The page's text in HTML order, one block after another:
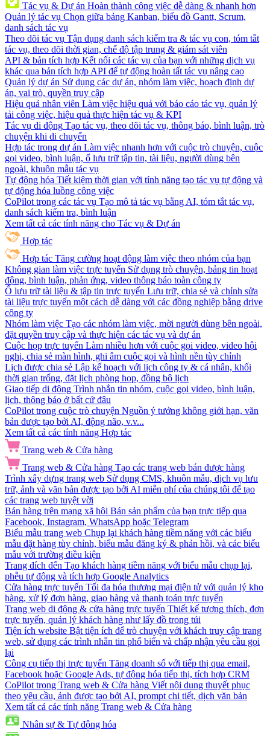
Tác vụ & Dự án Hoàn thành công việc dễ dàng & nhanh hơn
Quản lý tác vụ Chọn giữa bảng Kanban, biểu đồ Gantt, Scrum,
danh sách tác vụ
Theo dõi tác vụ Tận dụng danh sách kiểm tra & tác vụ con, tóm tắt
tác vụ, theo dõi thời gian, chế độ tập trung & giám sát viên
API & bản tích hợp Kết nối các tác vụ của bạn với những dịch vụ
khác qua bản tích hợp API để tự động hoàn tất tác vụ nâng cao
Quản lý dự án Sử dụng các dự án, nhóm làm việc, hoạch định dự
án, vai trò, quyền truy cập
Hiệu quả nhân viên Làm việc hiệu quả với báo cáo tác vụ, quản lý
tải công việc, hiệu quả thực hiện tác vụ & KPI
Tác vụ di động Tạo tác vụ, theo dõi tác vụ, thông báo, bình luận, trò
chuyện khi di chuyển
Hợp tác trong dự án Làm việc nhanh hơn với cuộc trò chuyện, cuộc
gọi video, bình luận, ổ lưu trữ tập tin, tài liệu, người dùng bên
ngoài, khuôn mẫu tác vụ
Tự động hóa Tiết kiệm thời gian với tính năng tạo tác vụ tự động và
tự động hóa luồng công việc
CoPilot trong các tác vụ Tạo mô tả tác vụ bằng AI, tóm tắt tác vụ,
danh sách kiểm tra, bình luận
Xem tất cả các tính năng cho Tác vụ & Dự án
Hợp tác
Hợp tác Tăng cường hoạt động làm việc theo nhóm của bạn
Không gian làm việc trực tuyến Sử dụng trò chuyện, bảng tin hoạt
động, bình luận, phản ứng, video thông báo toàn công ty
Ổ lưu trữ tài liệu & tập tin trực tuyến Lưu trữ, chia sẻ và chỉnh sửa
tài liệu trực tuyến một cách dễ dàng với các đồng nghiệp bằng drive
công ty
Nhóm làm việc Tạo các nhóm làm việc, mời người dùng bên ngoài,
đặt quyền truy cập và thực hiện các tác vụ và dự án
Cuộc họp trực tuyến Làm nhiều hơn với cuộc gọi video, video hội
nghị, chia sẻ màn hình, ghi âm cuộc gọi và hình nền tùy chỉnh
Lịch được chia sẻ Lập kế hoạch với lịch công ty & cá nhân, khối
thời gian trống, đặt lịch phòng họp, đồng bộ lịch
Giao tiếp di động Trình nhắn tin nhóm, cuộc gọi video, bình luận,
lịch, thông báo ở bất cứ đâu
CoPilot trong cuộc trò chuyện Nguồn ý tưởng không giới hạn, văn
bản được tạo bởi AI, động não, v.v...
Xem tất cả các tính năng Hợp tác
Trang web & Cửa hàng
Trang web & Cửa hàng Tạo các trang web bán được hàng
Trình xây dựng trang web Sử dụng CMS, khuôn mẫu, dịch vụ lưu
trữ, ảnh và văn bản được tạo bởi AI miễn phí của chúng tôi để tạo
các trang web tuyệt vời
Bán hàng trên mạng xã hội Bán sản phẩm của bạn trực tiếp qua
Facebook, Instagram, WhatsApp hoặc Telegram
Biểu mẫu trang web Chụp lại khách hàng tiềm năng với các biểu
mẫu đặt hàng tùy chỉnh, biểu mẫu đăng ký & phản hồi, và các biểu
mẫu với trường điều kiện
Trang đích đến Tạo khách hàng tiềm năng với biểu mẫu chụp lại,
phễu tự động và tích hợp Google Analytics
Cửa hàng trực tuyến Tối đa hóa thương mại điện tử với quản lý kho
hàng, xử lý đơn hàng, giao hàng và thanh toán trực tuyến
Trang web di động & cửa hàng trực tuyến Thiết kế tương thích, đơn
trực tuyến, quản lý khách hàng như lấy đồ trong túi
Tiện ích website Bật tiện ích để trò chuyện với khách truy cập trang
web, sử dụng các trình nhắn tin phổ biến và chấp nhận yêu cầu gọi
lại
Công cụ tiếp thị trực tuyến Tăng doanh số với tiếp thị qua email,
Facebook hoặc Google Ads, tự động hóa tiếp thị, tích hợp CRM
CoPilot trong Trang web & Cửa hàng Viết nội dung thuyết phục
theo yêu cầu, ảnh được tạo bởi AI, prompt chi tiết, dịch văn bản
Xem tất cả các tính năng Trang web & Cửa hàng
Nhân sự & Tự động hóa